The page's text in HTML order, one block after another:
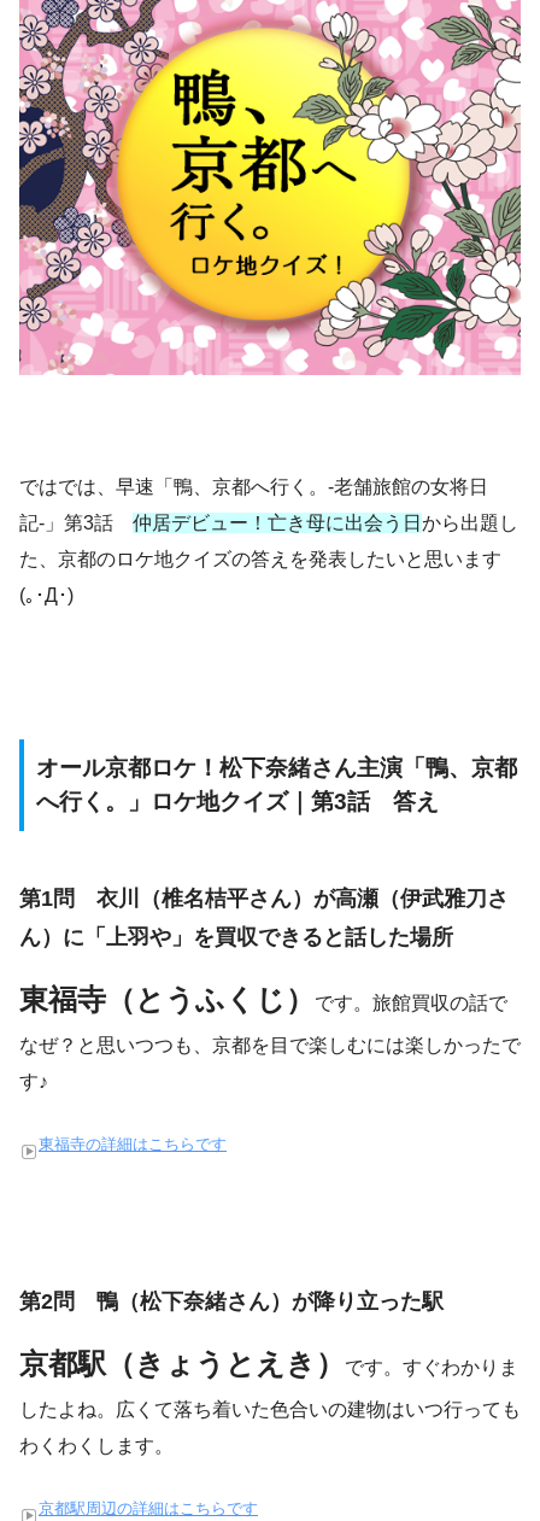
ではでは、早速「鴨、京都へ行く。-老舗旅館の女将日
記-」第3話 仲居デビュー！亡き母に出会う日 から出題し
た、京都のロケ地クイズの答えを発表したいと思います
(｡･Д･)ゞ
オール京都ロケ！松下奈緒さん主演「鴨、京都
へ行く。」ロケ地クイズ｜第3話 答え
第1問 衣川（椎名桔平さん）が高瀬（伊武雅刀さ
ん）に「上羽や」を買収できると話した場所
東福寺（とうふくじ） です。旅館買収の話で
なぜ？と思いつつも、京都を目で楽しむには楽しかったで
す♪
東福寺の詳細はこちらです
第2問 鴨（松下奈緒さん）が降り立った駅
京都駅（きょうとえき） です。すぐわかりま
したよね。広くて落ち着いた色合いの建物はいつ行っても
わくわくします。
京都駅周辺の詳細はこちらです